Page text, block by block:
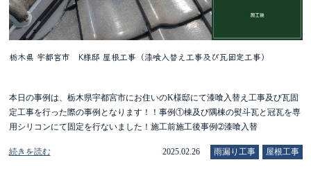
栃木県 宇都宮市 K様邸 屋根工事（漆喰入替え工事及び瓦固定工事）
本日の事例は、栃木県宇都宮市にお住いのK様邸にて漆喰入替え工事及び瓦固
定工事を行った際の事例となります！！事例①棟及び隅棟の熨斗瓦と冠瓦を専
用シリコンにて固定を行ないました！施工前施工後事例➁漆喰入替
続きを読む 2025.02.26 雨漏り工事 屋根工事